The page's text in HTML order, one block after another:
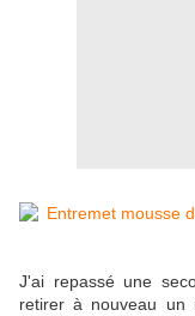
J'ai repassé une
retirer à nouveau un